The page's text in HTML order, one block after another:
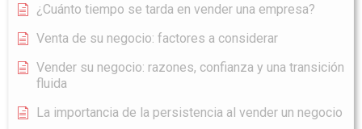
¿Cuánto tiempo se tarda en vender una empresa?
Venta de su negocio: factores a considerar
Vender su negocio: razones, confianza y una transición
fluida
La importancia de la persistencia al vender un negocio